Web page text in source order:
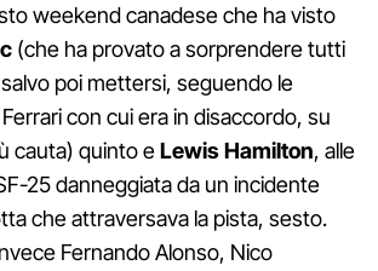
weekend canadese che ha visto
(che ha provato a sorprendere tutti
poi mettersi, seguendo le
con cui era in disaccordo, su
cauta) quinto eLewis Hamilton, alle
25 danneggiata da un incidente
che attraversava la pista, sesto.
Fernando Alonso, Nico